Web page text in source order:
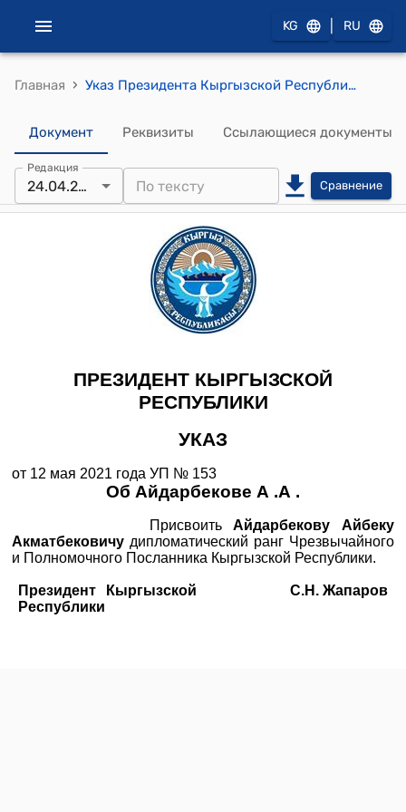
KG RU
Главная › Указ Президента Кыргызской Республики от 12 мая 2021 года № 153 "Об Айдарбеков А.А."
Документ Реквизиты Ссылающиеся документы
Редакция
24.04.2021 Сравнение